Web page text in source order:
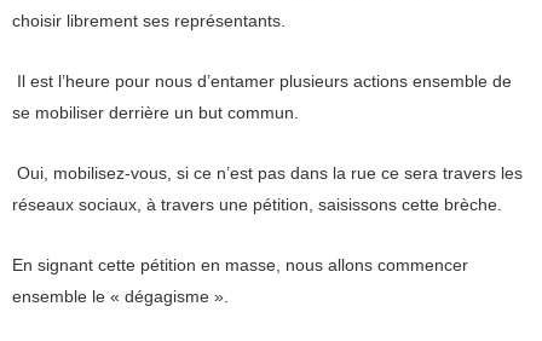
choisir librement ses représentants.
Il est l’heure pour nous d’entamer plusieurs actions ensemble de
se mobiliser derrière un but commun.
Oui, mobilisez-vous, si ce n’est pas dans la rue ce sera travers les
réseaux sociaux, à travers une pétition, saisissons cette brèche.
En signant cette pétition en masse, nous allons commencer
ensemble le « dégagisme ».